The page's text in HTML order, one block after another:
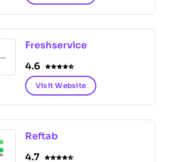
Freshservice
4.6
Visit Website
Reftab
4.7